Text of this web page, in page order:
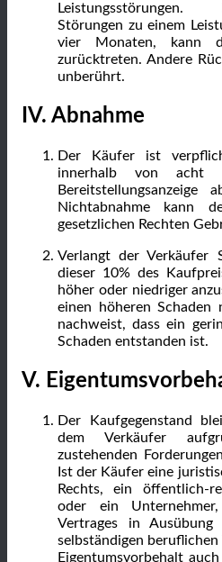
Störungen zu einem
vier Monaten, kann
zurücktreten. Andere
unberührt.
IV. Abnahme
Der Käufer ist
innerhalb von acht
Bereitstellungsanzeige
Nichtabnahme kann
gesetzlichen Rechten
Verlangt der Verkäufer
dieser 10% des
höher oder niedriger
einen höheren
nachweist, dass ein
Schaden entstanden ist.
V.
Der Kaufgegenstand
dem Verkäufer
zustehenden
Ist der Käufer eine
Rechts, ein öffentlich-
oder ein
Vertrages in
selbständigen
Eigentumsvorbehalt